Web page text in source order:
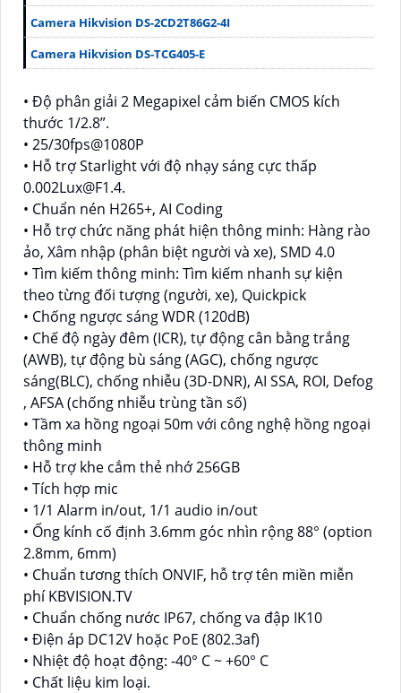
Camera Hikvision DS-2CD2T86G2-4I
Camera Hikvision DS-TCG405-E
• Độ phân giải 2 Megapixel cảm biến CMOS kích
thước 1/2.8”.
• 25/30fps@1080P
• Hỗ trợ Starlight với độ nhạy sáng cực thấp
0.002Lux@F1.4.
• Chuẩn nén H265+, AI Coding
• Hỗ trợ chức năng phát hiện thông minh: Hàng rào
ảo, Xâm nhập (phân biệt người và xe), SMD 4.0
• Tìm kiếm thông minh: Tìm kiếm nhanh sự kiện
theo từng đối tượng (người, xe), Quickpick
• Chống ngược sáng WDR (120dB)
• Chế độ ngày đêm (ICR), tự động cân bằng trắng
(AWB), tự động bù sáng (AGC), chống ngược
sáng(BLC), chống nhiễu (3D-DNR), AI SSA, ROI, Defog
, AFSA (chống nhiễu trùng tần số)
• Tầm xa hồng ngoại 50m với công nghệ hồng ngoại
thông minh
• Hỗ trợ khe cắm thẻ nhớ 256GB
• Tích hợp mic
• 1/1 Alarm in/out, 1/1 audio in/out
• Ống kính cố định 3.6mm góc nhìn rộng 88° (option
2.8mm, 6mm)
• Chuẩn tương thích ONVIF, hỗ trợ tên miền miễn
phí KBVISION.TV
• Chuẩn chống nước IP67, chống va đập IK10
• Điện áp DC12V hoặc PoE (802.3af)
• Nhiệt độ hoạt động: -40° C ~ +60° C
• Chất liệu kim loại.